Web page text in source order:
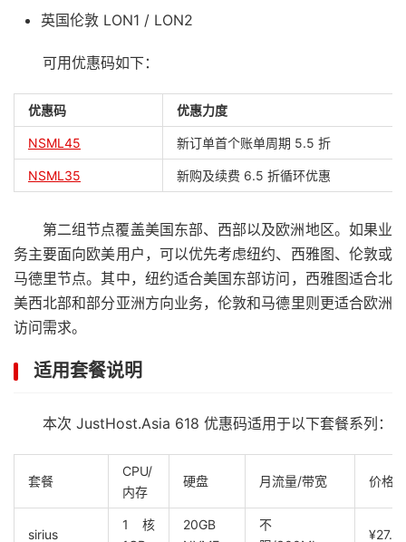
英国伦敦 LON1 / LON2
可用优惠码如下：
优惠码 优惠力度
NSML45 新订单首个账单周期 5.5 折
NSML35 新购及续费 6.5 折循环优惠
第二组节点覆盖美国东部、西部以及欧洲地区。如果业
务主要面向欧美用户，可以优先考虑纽约、西雅图、伦敦或
马德里节点。其中，纽约适合美国东部访问，西雅图适合北
美西北部和部分亚洲方向业务，伦敦和马德里则更适合欧洲
访问需求。
适用套餐说明
本次 JustHost.Asia 618 优惠码适用于以下套餐系列：
套餐
CPU/
内存
硬盘 月流量/带宽 价格
sirius
1核
20GB
不